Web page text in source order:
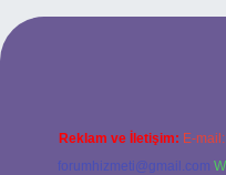
Reklam ve İletişim: E-mail:
forumhizmeti@gmail.com